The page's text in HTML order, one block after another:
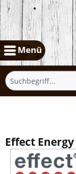
Menü
Effect Energy